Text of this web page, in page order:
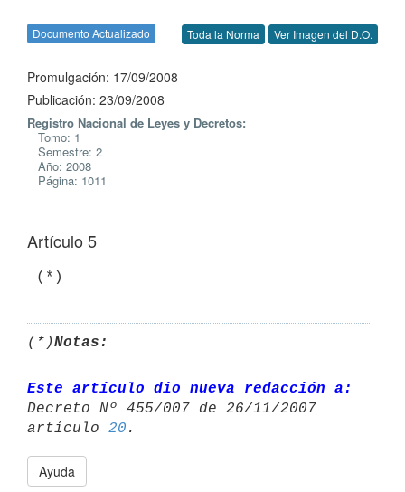
Documento Actualizado Toda la Norma Ver Imagen del D.O.
Promulgación: 17/09/2008
Publicación: 23/09/2008
Registro Nacional de Leyes y Decretos:
Tomo: 1
Semestre: 2
Año: 2008
Página: 1011
Artículo 5
(*)
(*)Notas:
Este artículo dio nueva redacción a:
Decreto Nº 455/007 de 26/11/2007
artículo 20
Ayuda